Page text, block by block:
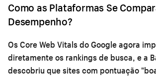
Como as Plataformas Se
Desempenho?
Os Core Web Vitals do Google agora
diretamente os rankings de busca, e a
descobriu que sites com pontuação